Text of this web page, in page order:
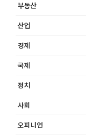
부동산
산업
경제
국제
정치
사회
오피니언